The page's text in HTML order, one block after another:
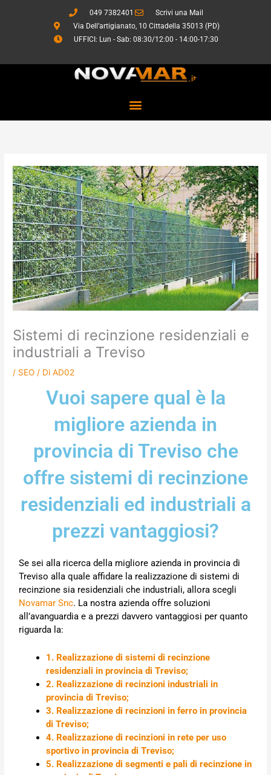
049 7382401
Scrivi una Mail
Via Dell’artigianato, 10 Cittadella 35013 (PD)
UFFICI: Lun - Sab: 08:30/12:00 - 14:00-17:30
Sistemi di recinzione residenziali e
industriali a Treviso
/ SEO / DiAD02
Vuoi sapere qual è la
migliore azienda in
provincia di Treviso che
offre sistemi di recinzione
residenziali ed industriali a
prezzi vantaggiosi?
Se sei alla ricerca della migliore azienda in provincia di
Treviso alla quale affidare la realizzazione di sistemi di
recinzione sia residenziali che industriali, allora scegli
Novamar Snc. La nostra azienda offre soluzioni
all’avanguardia e a prezzi davvero vantaggiosi per quanto
riguarda la:
1. Realizzazione di sistemi di recinzione
residenziali in provincia di Treviso;
2. Realizzazione di recinzioni industriali in
provincia di Treviso;
3. Realizzazione di recinzioni in ferro in provincia
di Treviso;
4. Realizzazione di recinzioni in rete per uso
sportivo in provincia di Treviso;
5. Realizzazione di segmenti e pali di recinzione in